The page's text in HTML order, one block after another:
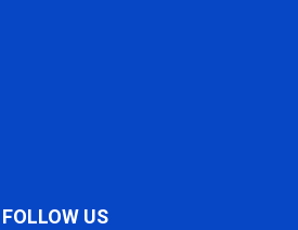
FOLLOW US